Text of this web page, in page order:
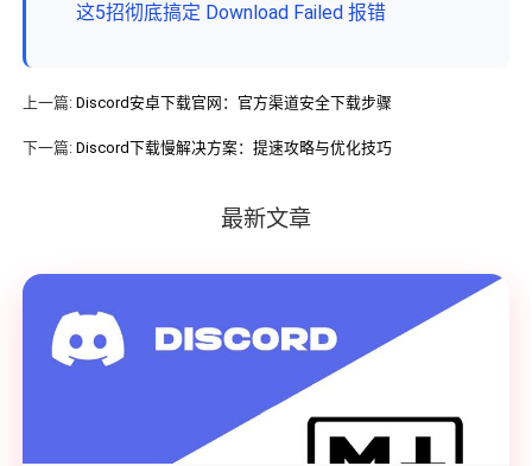
这5招彻底搞定 Download Failed 报错
上一篇: Discord安卓下载官网：官方渠道安全下载步骤
下一篇: Discord下载慢解决方案：提速攻略与优化技巧
最新文章